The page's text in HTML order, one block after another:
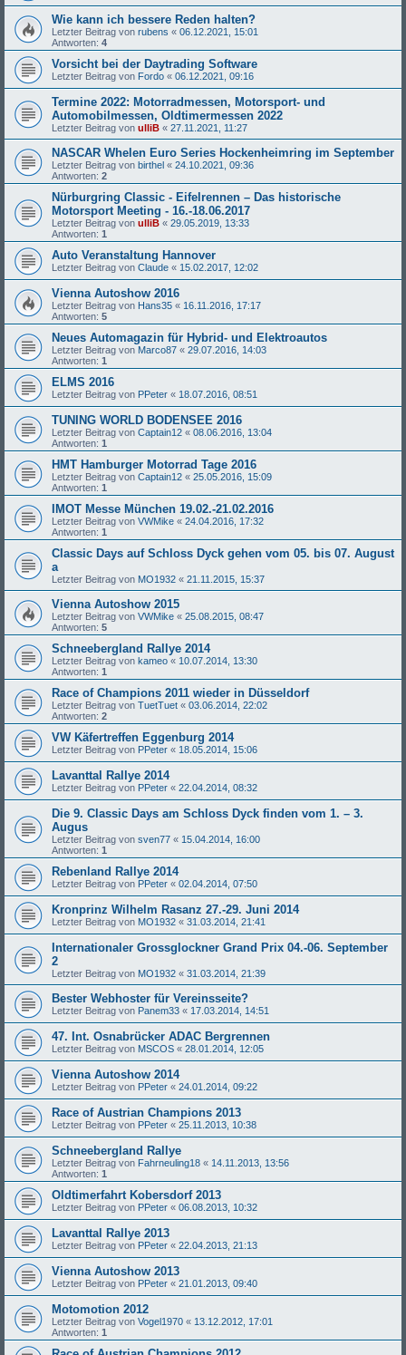
Wie kann ich bessere Reden halten?
Letzter Beitrag von rubens « 06.12.2021, 15:01
Antworten: 4
Vorsicht bei der Daytrading Software
Letzter Beitrag von Fordo « 06.12.2021, 09:16
Termine 2022: Motorradmessen, Motorsport- und
Automobilmessen, Oldtimermessen 2022
Letzter Beitrag von ulliB « 27.11.2021, 11:27
NASCAR Whelen Euro Series Hockenheimring im September
Letzter Beitrag von birthel « 24.10.2021, 09:36
Antworten: 2
Nürburgring Classic - Eifelrennen – Das historische
Motorsport Meeting - 16.-18.06.2017
Letzter Beitrag von ulliB « 29.05.2019, 13:33
Antworten: 1
Auto Veranstaltung Hannover
Letzter Beitrag von Claude « 15.02.2017, 12:02
Vienna Autoshow 2016
Letzter Beitrag von Hans35 « 16.11.2016, 17:17
Antworten: 5
Neues Automagazin für Hybrid- und Elektroautos
Letzter Beitrag von Marco87 « 29.07.2016, 14:03
Antworten: 1
ELMS 2016
Letzter Beitrag von PPeter « 18.07.2016, 08:51
TUNING WORLD BODENSEE 2016
Letzter Beitrag von Captain12 « 08.06.2016, 13:04
Antworten: 1
HMT Hamburger Motorrad Tage 2016
Letzter Beitrag von Captain12 « 25.05.2016, 15:09
Antworten: 1
IMOT Messe München 19.02.-21.02.2016
Letzter Beitrag von VWMike « 24.04.2016, 17:32
Antworten: 1
Classic Days auf Schloss Dyck gehen vom 05. bis 07. August
a
Letzter Beitrag von MO1932 « 21.11.2015, 15:37
Vienna Autoshow 2015
Letzter Beitrag von VWMike « 25.08.2015, 08:47
Antworten: 5
Schneebergland Rallye 2014
Letzter Beitrag von kameo « 10.07.2014, 13:30
Antworten: 1
Race of Champions 2011 wieder in Düsseldorf
Letzter Beitrag von TuetTuet « 03.06.2014, 22:02
Antworten: 2
VW Käfertreffen Eggenburg 2014
Letzter Beitrag von PPeter « 18.05.2014, 15:06
Lavanttal Rallye 2014
Letzter Beitrag von PPeter « 22.04.2014, 08:32
Die 9. Classic Days am Schloss Dyck finden vom 1. – 3.
Augus
Letzter Beitrag von sven77 « 15.04.2014, 16:00
Antworten: 1
Rebenland Rallye 2014
Letzter Beitrag von PPeter « 02.04.2014, 07:50
Kronprinz Wilhelm Rasanz 27.-29. Juni 2014
Letzter Beitrag von MO1932 « 31.03.2014, 21:41
Internationaler Grossglockner Grand Prix 04.-06. September
2
Letzter Beitrag von MO1932 « 31.03.2014, 21:39
Bester Webhoster für Vereinsseite?
Letzter Beitrag von Panem33 « 17.03.2014, 14:51
47. Int. Osnabrücker ADAC Bergrennen
Letzter Beitrag von MSCOS « 28.01.2014, 12:05
Vienna Autoshow 2014
Letzter Beitrag von PPeter « 24.01.2014, 09:22
Race of Austrian Champions 2013
Letzter Beitrag von PPeter « 25.11.2013, 10:38
Schneebergland Rallye
Letzter Beitrag von Fahrneuling18 « 14.11.2013, 13:56
Antworten: 1
Oldtimerfahrt Kobersdorf 2013
Letzter Beitrag von PPeter « 06.08.2013, 10:32
Lavanttal Rallye 2013
Letzter Beitrag von PPeter « 22.04.2013, 21:13
Vienna Autoshow 2013
Letzter Beitrag von PPeter « 21.01.2013, 09:40
Motomotion 2012
Letzter Beitrag von Vogel1970 « 13.12.2012, 17:01
Antworten: 1